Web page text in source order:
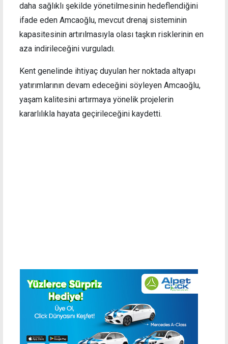
daha sağlıklı şekilde yönetilmesinin hedeflendiğini
ifade eden Amcaoğlu, mevcut drenaj sisteminin
kapasitesinin artırılmasıyla olası taşkın risklerinin en
aza indirileceğini vurguladı.
Kent genelinde ihtiyaç duyulan her noktada altyapı
yatırımlarının devam edeceğini söyleyen Amcaoğlu,
yaşam kalitesini artırmaya yönelik projelerin
kararlılıkla hayata geçirileceğini kaydetti.